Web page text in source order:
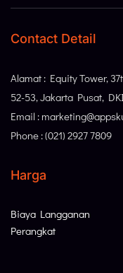
Contact Detail
Alamat : Equity Tower,
52-53, Jakarta Pusat,
Email :
Phone : (021) 2927 7809
Harga
Biaya Langganan
Perangkat